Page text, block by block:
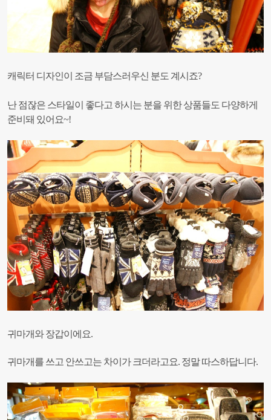
캐릭터 디자인이 조금 부담스러우신 분도 계시죠?
난 점잖은 스타일이 좋다고 하시는 분을 위한 상품들도 다양하게
준비돼 있어요~!
귀마개와 장갑이에요.
귀마개를 쓰고 안쓰고는 차이가 크더라고요. 정말 따스하답니다.